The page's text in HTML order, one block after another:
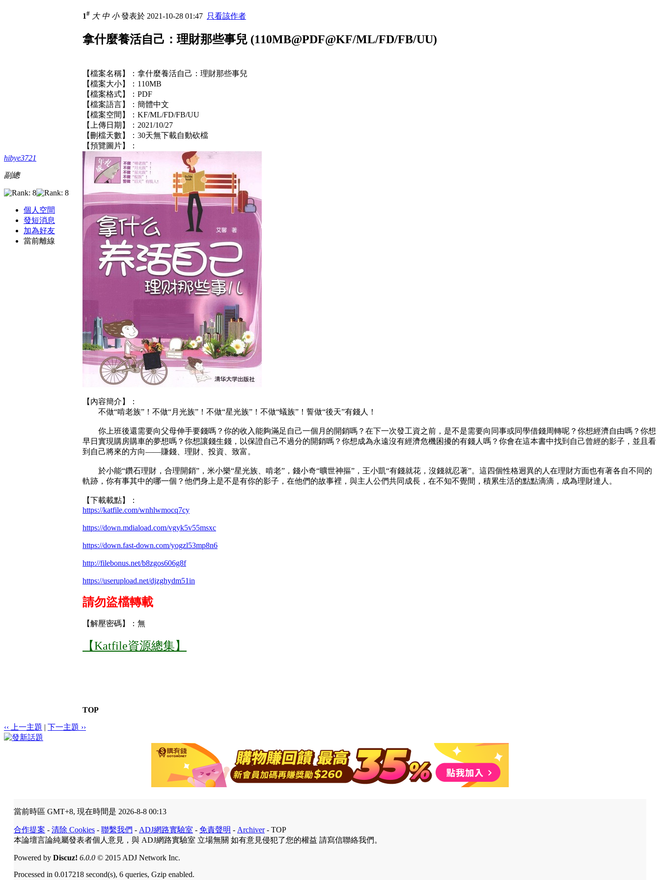
hibye3721
副總
個人空間
發短消息
加為好友
當前離線
1# 大 中 小發表於 2021-10-28 01:47 只看該作者
拿什麼養活自己：理財那些事兒 (110MB@PDF@KF/ML/FD/FB/UU)
【檔案名稱】：拿什麼養活自己：理財那些事兒
【檔案大小】：110MB
【檔案格式】：PDF
【檔案語言】：簡體中文
【檔案空間】：KF/ML/FD/FB/UU
【上傳日期】：2021/10/27
【刪檔天數】：30天無下載自動砍檔
【預覽圖片】：
【內容簡介】：
不做“啃老族”！不做“月光族”！不做“星光族”！不做“蟻族”！誓做“後天”有錢人！
你上班後還需要向父母伸手要錢嗎？你的收入能夠滿足自己一個月的開銷嗎？在下一次發工資之前，是不是需要向同事或同學借錢周轉呢？你想經濟自由嗎？你想
早日實現購房購車的夢想嗎？你想讓錢生錢，以保證自己不過分的開銷嗎？你想成為永遠沒有經濟危機困擾的有錢人嗎？你會在這本書中找到自己曾經的影子，並且看
到自己將來的方向——賺錢、理財、投資、致富。
於小能“鑽石理財，合理開銷”，米小樂“星光族、啃老”，錢小奇“曠世神摳”，王小凱“有錢就花，沒錢就忍著”。這四個性格迥異的人在理財方面也有著各自不同的
軌跡，你有事其中的哪一個？他們身上是不是有你的影子，在他們的故事裡，與主人公們共同成長，在不知不覺間，積累生活的點點滴滴，成為理財達人。
【下載載點】：
https://katfile.com/wnhlwmocq7cy
https://down.mdiaload.com/vgyk5v55msxc
https://down.fast-down.com/yogzl53mp8n6
http://filebonus.net/b8zgos606g8f
https://userupload.net/djzghydm51in
請勿盜檔轉載
【解壓密碼】：無
【Katfile資源總集】
TOP
‹‹ 上一主題 | 下一主題 ››
當前時區 GMT+8, 現在時間是 2026-8-8 00:13
合作提案 - 清除 Cookies - 聯繫我們 - ADJ網路實驗室 - 免責聲明 - Archiver- TOP
本論壇言論純屬發表者個人意見，與 ADJ網路實驗室 立場無關 如有意見侵犯了您的權益 請寫信聯絡我們。
Powered by Discuz! 6.0.0 © 2015 ADJ Network Inc.
Processed in 0.017218 second(s), 6 queries, Gzip enabled.